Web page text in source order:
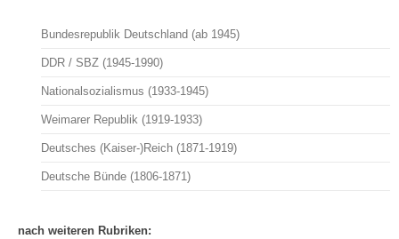
Bundesrepublik Deutschland (ab 1945)
DDR / SBZ (1945-1990)
Nationalsozialismus (1933-1945)
Weimarer Republik (1919-1933)
Deutsches (Kaiser-)Reich (1871-1919)
Deutsche Bünde (1806-1871)
nach weiteren Rubriken: